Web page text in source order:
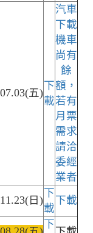
五)
下
載
汽車
下載
機車
尚有
餘
額，
若有
月票
需求
請洽
委經
業者
日)
下
載
下載
下